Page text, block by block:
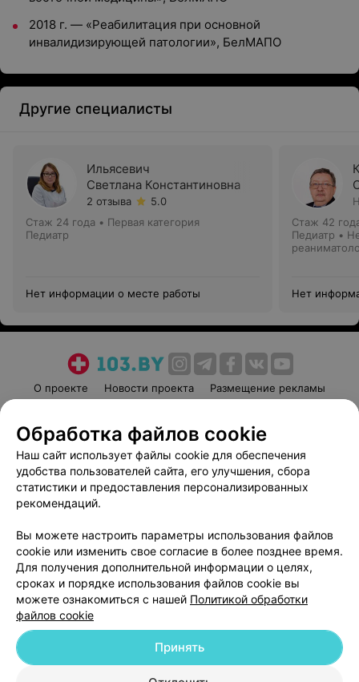
2018 г. — «Реабилитация при основной
инвалидизирующей патологии», БелМАПО
Другие специалисты
Ильясевич
Светлана Константиновна
2 отзыва
5.0
Стаж 24 года • Первая категория
Педиатр
Нет информации о месте работы
Стаж 42
Педиатр •
Нет
О проекте Новости проекта
Размещение рекламы
Пользовательское соглашение
Способы оплаты
Вакансии
Партнеры
Написать руководителю 103.by
Обработка персональных данных
© 2026 ООО «Артокс Лаб», УНП 191700409
| 220012, Республика Беларусь,
Обработка файлов cookie
Наш сайт использует файлы cookie для обеспечения
удобства пользователей сайта, его улучшения, сбора
статистики и предоставления персонализированных
рекомендаций.
Вы можете настроить параметры использования файлов
cookie или изменить свое согласие в более позднее время.
Для получения дополнительной информации о целях,
сроках и порядке использования файлов cookie вы
можете ознакомиться с нашей Политикой обработки
файлов cookie
Принять